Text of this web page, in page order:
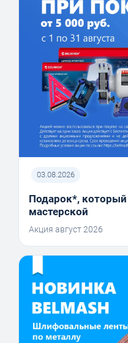
03.08.2026
Подарок*, который
мастерской
Акция август 2026